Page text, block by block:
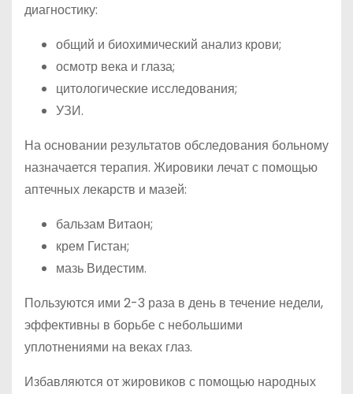
диагностику:
общий и биохимический анализ крови;
осмотр века и глаза;
цитологические исследования;
УЗИ.
На основании результатов обследования больному
назначается терапия. Жировики лечат с помощью
аптечных лекарств и мазей:
бальзам Витаон;
крем Гистан;
мазь Видестим.
Пользуются ими 2-3 раза в день в течение недели,
эффективны в борьбе с небольшими
уплотнениями на веках глаз.
Избавляются от жировиков с помощью народных